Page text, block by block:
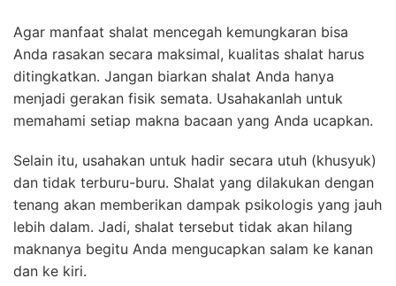
Agar manfaat shalat mencegah kemungkaran bisa
Anda rasakan secara maksimal, kualitas shalat harus
ditingkatkan. Jangan biarkan shalat Anda hanya
menjadi gerakan fisik semata. Usahakanlah untuk
memahami setiap makna bacaan yang Anda ucapkan.
Selain itu, usahakan untuk hadir secara utuh (khusyuk)
dan tidak terburu-buru. Shalat yang dilakukan dengan
tenang akan memberikan dampak psikologis yang jauh
lebih dalam. Jadi, shalat tersebut tidak akan hilang
maknanya begitu Anda mengucapkan salam ke kanan
dan ke kiri.